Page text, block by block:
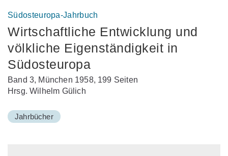
Südosteuropa-Jahrbuch
Wirtschaftliche Entwicklung und
völkliche Eigenständigkeit in
Südosteuropa
Band 3, München 1958, 199 Seiten
Hrsg. Wilhelm Gülich
Jahrbücher